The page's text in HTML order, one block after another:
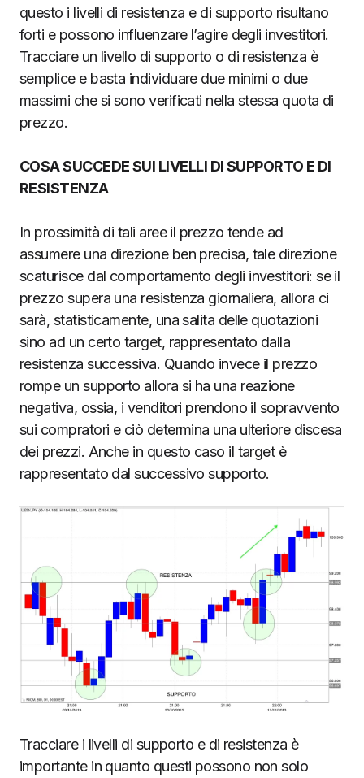
questo i livelli di resistenza e di supporto risultano
forti e possono influenzare l’agire degli investitori.
Tracciare un livello di supporto o di resistenza è
semplice e basta individuare due minimi o due
massimi che si sono verificati nella stessa quota di
prezzo.
COSA SUCCEDE SUI LIVELLI DI SUPPORTO E DI
RESISTENZA
In prossimità di tali aree il prezzo tende ad
assumere una direzione ben precisa, tale direzione
scaturisce dal comportamento degli investitori: se il
prezzo supera una resistenza giornaliera, allora ci
sarà, statisticamente, una salita delle quotazioni
sino ad un certo target, rappresentato dalla
resistenza successiva. Quando invece il prezzo
rompe un supporto allora si ha una reazione
negativa, ossia, i venditori prendono il sopravvento
sui compratori e ciò determina una ulteriore discesa
dei prezzi. Anche in questo caso il target è
rappresentato dal successivo supporto.
Tracciare i livelli di supporto e di resistenza è
importante in quanto questi possono non solo